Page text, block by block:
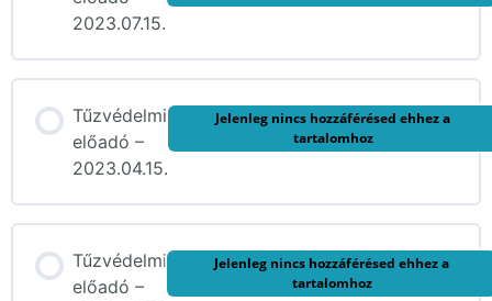
2023.07.15.
Tűzvédelmi
előadó –
2023.04.15.
Jelenleg nincs hozzáférésed ehhez a
tartalomhoz
Tűzvédelmi
előadó –
Jelenleg nincs hozzáférésed ehhez a
tartalomhoz